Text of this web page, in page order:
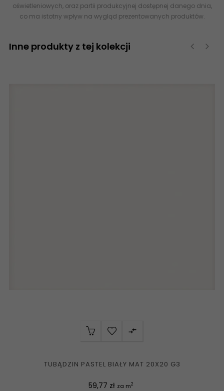
oświetleniowych, oraz partii produkcyjnej dostępnej danego dnia,
co ma istotny wpływ na wygląd prezentowanych produktów.
Inne produkty z tej kolekcji

TUBĄDZIN PASTEL BIAŁY MAT 20X20 G3
Cena
59,77 zł za m2